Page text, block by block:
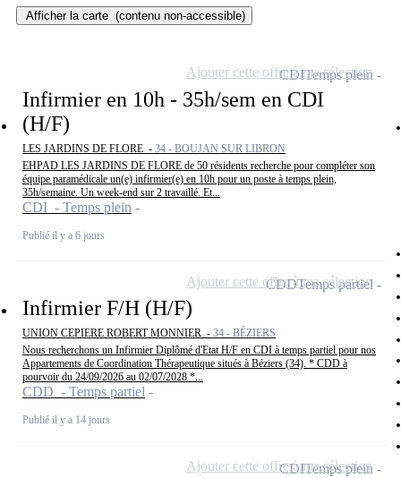
Afficher la carte (contenu non-accessible)
Infirmier en 10h - 35h/sem en CDI
(H/F)
LES JARDINS DE FLORE - 34 - BOUJAN SUR LIBRON
EHPAD LES JARDINS DE FLORE de 50 résidents recherche pour compléter son
équipe paramédicale un(e) infirmier(e) en 10h pour un poste à temps plein,
35h/semaine. Un week-end sur 2 travaillé. Et...
CDI - Temps plein
Publié il y a 6 jours
CDITemps plein
Ajouter cette offre à ma sélection
Infirmier F/H (H/F)
UNION CEPIERE ROBERT MONNIER - 34 - BÉZIERS
Nous recherchons un Infirmier Diplômé d'Etat H/F en CDI à temps partiel pour nos
Appartements de Coordination Thérapeutique situés à Béziers (34). * CDD à
pourvoir du 24/09/2026 au 02/07/2028 *...
CDD - Temps partiel
Publié il y a 14 jours
CDDTemps partiel
Ajouter cette offre à ma sélection
CDITemps plein
Ajouter cette offre à ma sélection